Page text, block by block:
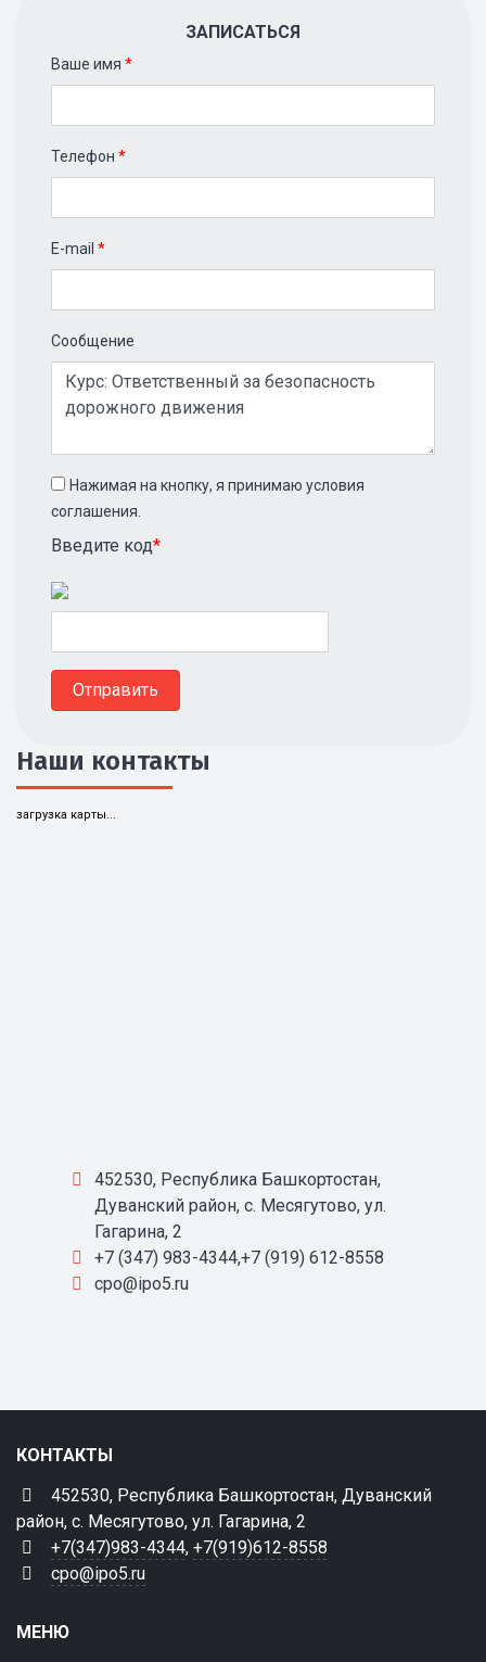
ЗАПИСАТЬСЯ
Ваше имя *
Телефон *
E-mail *
Сообщение
Нажимая на кнопку, я принимаю условия
соглашения.
Введите код*
Наши контакты
загрузка карты...
452530, Республика Башкортостан,
Дуванский район, с. Месягутово, ул.
Гагарина, 2
+7 (347) 983-4344,+7 (919) 612-8558
cpo@ipo5.ru
КОНТАКТЫ
452530, Республика Башкортостан, Дуванский
район, с. Месягутово, ул. Гагарина, 2
+7(347)983-4344, +7(919)612-8558
cpo@ipo5.ru
МЕНЮ